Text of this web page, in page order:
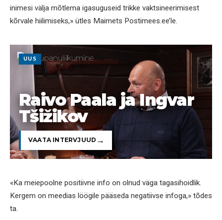
inimesi välja mõtlema igasuguseid trikke vaktsineerimisest
kõrvale hiilimiseks,» ütles Maimets Postimees.ee’le.
UUS
Raivo Paala ja Ingvar
Tšižikov
VAATA INTERVJUUD
«Ka meiepoolne positiivne info on olnud väga tagasihoidlik.
Kergem on meedias löögile pääseda negatiivse infoga,» tõdes
ta.